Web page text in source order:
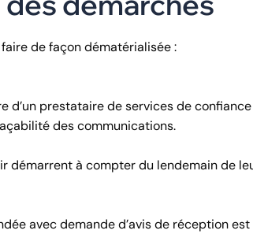
de façon dématérialisée :
d’un prestataire de services de confiance
des communications.
démarrent à compter du lendemain de
avec demande d’avis de réception est